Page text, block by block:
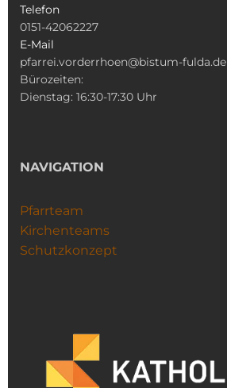
Telefon
0151-42062227
E-Mail
pfarrei.vorderrhoen@bistum-fulda.de
Bürozeiten:
Dienstag: 16:30-17:30 Uhr
NAVIGATION
Pfarrteam
Kirchenteams
Schutzkonzept